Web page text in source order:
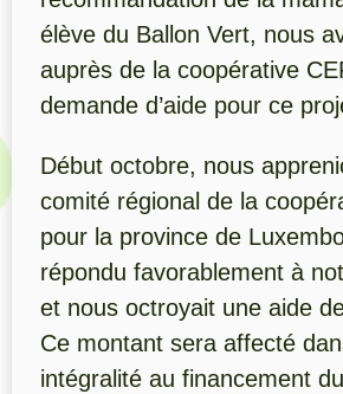
élève du Ballon Vert, nous
auprès de la coopérative
demande d’aide pour ce
Début octobre, nous
comité régional de la
pour la province de
répondu favorablement à
et nous octroyait une aide
Ce montant sera affecté
intégralité au financement